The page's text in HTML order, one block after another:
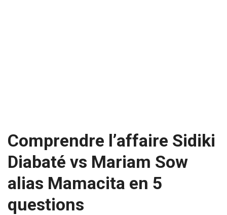
Comprendre l’affaire Sidiki
Diabaté vs Mariam Sow
alias Mamacita en 5
questions